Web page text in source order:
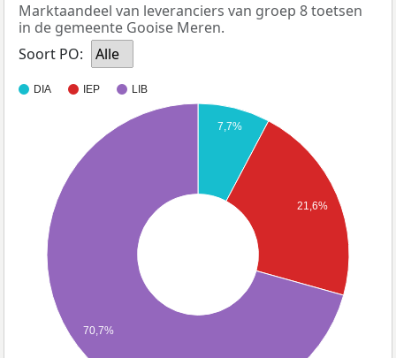
Marktaandeel van leveranciers van groep 8 toetsen
in de gemeente Gooise Meren.
Soort PO:
Alle
DIA IEP LIB
7,7%
21,6%
70,7%